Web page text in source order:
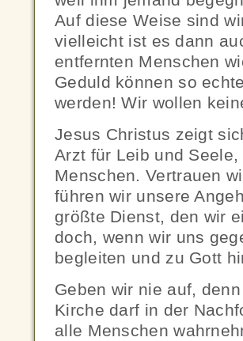
Auf diese Weise sind
vielleicht ist es dann
entfernten Menschen
Geduld können so
werden! Wir wollen
Jesus Christus zeigt
Arzt für Leib und
Menschen. Vertrauen
führen wir unsere
größte Dienst, den wir
doch, wenn wir uns
begleiten und zu Gott
Geben wir nie auf,
Kirche darf in der
alle Menschen